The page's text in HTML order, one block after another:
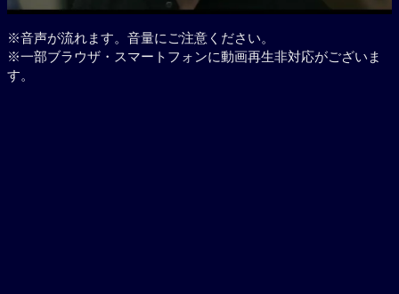
※音声が流れます。音量にご注意ください。
※一部ブラウザ・スマートフォンに動画再生非対応がございま
す。